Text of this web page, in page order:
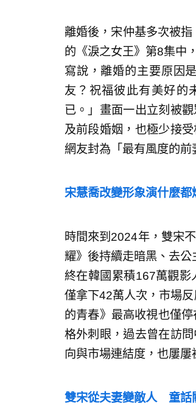
離婚後，宋仲基多次被
的《淚之女王》第8集中
寫說，離婚的主要原因
友？祝福彼此有美好的
已。」畫面一出立刻被
及前段婚姻，也極少接
網友封為「最有風度的前
宋慧喬改變形象演什麼
時間來到2024年，雙宋
耀》後持續走暗黑、去
終在韓國累積167萬觀影
僅拿下42萬人次，市場
的青春》最高收視也僅
格外刺眼，過去曾在訪
向與市場連結度，也屢屢
雙宋從夫妻變敵人 童話